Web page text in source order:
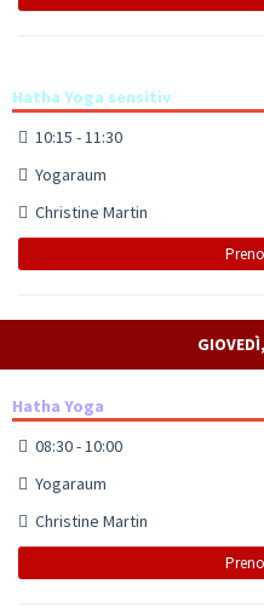
Hatha Yoga sensitiv
10:15 - 11:30
Yogaraum
Christine Martin
Hatha Yoga
08:30 - 10:00
Yogaraum
Christine Martin